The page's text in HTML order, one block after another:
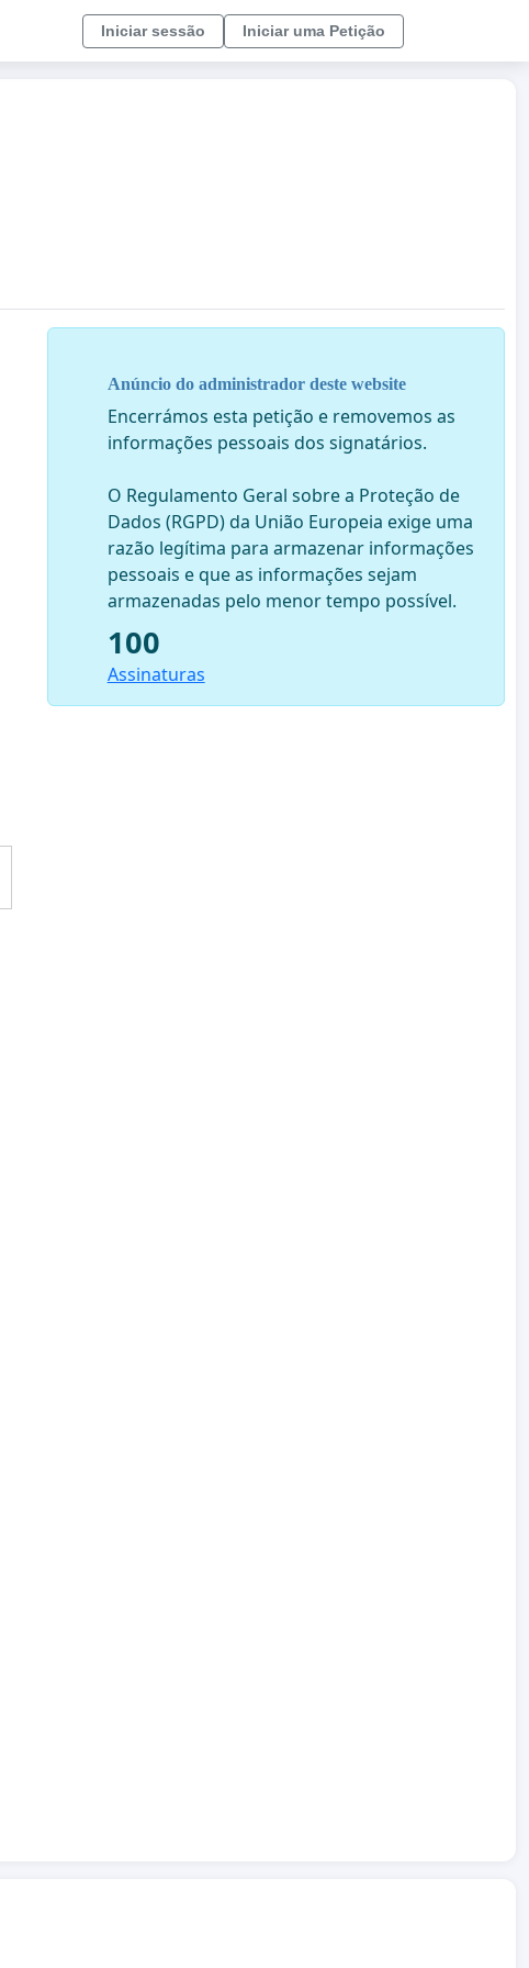
Iniciar sessão Iniciar uma Petição
Anúncio do administrador deste website
Encerrámos esta petição e removemos as
informações pessoais dos signatários.
O Regulamento Geral sobre a Proteção de
Dados (RGPD) da União Europeia exige uma
razão legítima para armazenar informações
pessoais e que as informações sejam
armazenadas pelo menor tempo possível.
100
Assinaturas